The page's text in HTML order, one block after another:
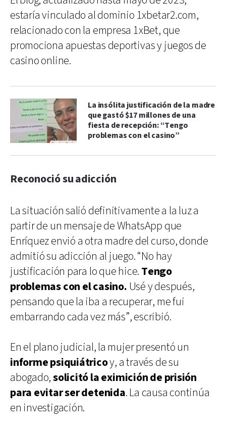
estaría vinculado al dominio 1xbetar2.com,
relacionado con la empresa 1xBet, que
promociona apuestas deportivas y juegos de
casino online.
La insólita justificación de la madre
que gastó $17 millones de una
fiesta de recepción: “Tengo
problemas con el casino”
Reconoció su adicción
La situación salió definitivamente a la luz a
partir de un mensaje de WhatsApp que
Enríquez envió a otra madre del curso, donde
admitió su adicción al juego. “No hay
justificación para lo que hice. Tengo
problemas con el casino. Usé y después,
pensando que la iba a recuperar, me fui
embarrando cada vez más”, escribió.
En el plano judicial, la mujer presentó un
informe psiquiátricoy, a través de su
abogado,solicitó la eximición de prisión
para evitar ser detenida. La causa continúa
en investigación.